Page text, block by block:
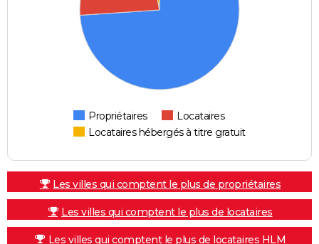
Propriétaires
Locataires
Locataires hébergés à titre gratuit
Les villes qui comptent le plus de propriétaires
Les villes qui comptent le plus de locataires
Les villes qui comptent le plus de locataires HLM